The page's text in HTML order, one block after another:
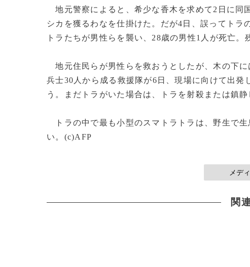
地元警察によると、希少な香木を求めて2日に同
シカを獲るわなを仕掛けた。だが4日、誤ってト
トラたちが男性らを襲い、28歳の男性1人が死亡。
地元住民らが男性らを救おうとしたが、木の下
兵士30人から成る救援隊が6日、現場に向けて出
う。まだトラがいた場合は、トラを射殺または鎮静
トラの中で最も小型のスマトラトラは、野生で
い。(c)AFP
メデ
関